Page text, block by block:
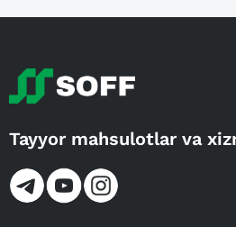
Tayyor mahsulotlar va